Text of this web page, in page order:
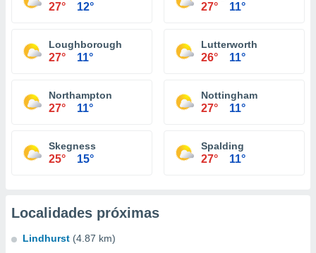
27° 12° 27° 11°
Loughborough
27° 11°
Lutterworth
26° 11°
Northampton
27° 11°
Nottingham
27° 11°
Skegness
25° 15°
Spalding
27° 11°
Localidades próximas
Lindhurst (4.87 km)